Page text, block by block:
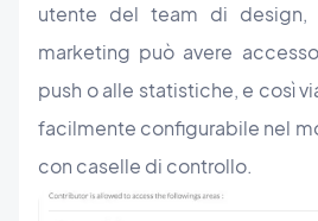
utente del team di
marketing può avere
push o alle statistiche, e così
facilmente configurabile nel
con caselle di controllo.